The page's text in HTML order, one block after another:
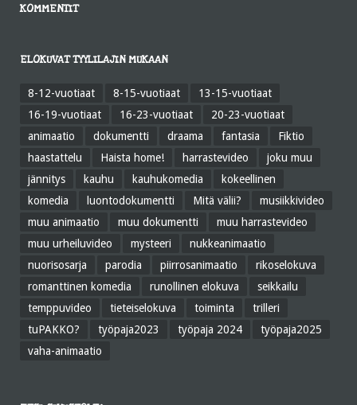
KOMMENTIT
ELOKUVAT TYYLILAJIN MUKAAN
8-12-vuotiaat 8-15-vuotiaat
13-15-vuotiaat
16-19-vuotiaat
16-23-vuotiaat
20-23-vuotiaat
animaatio
dokumentti draama fantasia
Fiktio
haastattelu
Haista home! harrastevideo
joku muu
jännitys
kauhu kauhukomedia
kokeellinen
komedia
luontodokumentti Mitä välii?
musiikkivideo
muu animaatio
muu dokumentti
muu harrastevideo
muu urheiluvideo
mysteeri
nukkeanimaatio
nuorisosarja
parodia piirrosanimaatio
rikoselokuva
romanttinen komedia
runollinen elokuva
seikkailu
temppuvideo
tieteiselokuva toiminta
trilleri
tuPAKKO?
työpaja2023 työpaja 2024
työpaja2025
vaha-animaatio